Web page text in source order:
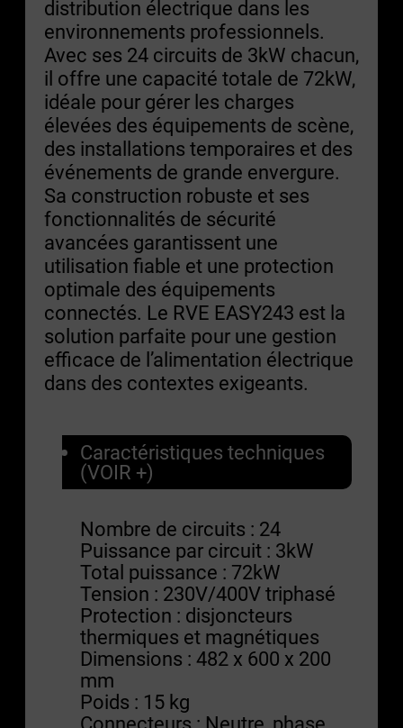
distribution électrique dans les
environnements professionnels.
Avec ses 24 circuits de 3kW chacun,
il offre une capacité totale de 72kW,
idéale pour gérer les charges
élevées des équipements de scène,
des installations temporaires et des
événements de grande envergure.
Sa construction robuste et ses
fonctionnalités de sécurité
avancées garantissent une
utilisation fiable et une protection
optimale des équipements
connectés. Le RVE EASY243 est la
solution parfaite pour une gestion
efficace de l’alimentation électrique
dans des contextes exigeants.
Caractéristiques techniques
(VOIR +)
Nombre de circuits : 24
Puissance par circuit : 3kW
Total puissance : 72kW
Tension : 230V/400V triphasé
Protection : disjoncteurs
thermiques et magnétiques
Dimensions : 482 x 600 x 200
mm
Poids : 15 kg